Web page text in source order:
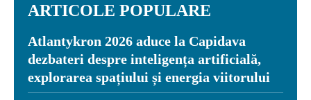
ARTICOLE POPULARE
Atlantykron 2026 aduce la Capidava
dezbateri despre inteligența artificială,
explorarea spațiului și energia viitorului